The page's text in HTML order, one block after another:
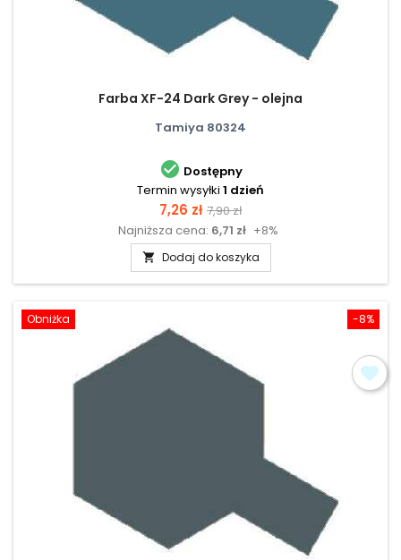
Farba XF-24 Dark Grey - olejna
Tamiya 80324
 Dostępny
Termin wysyłki 1 dzień
Cena
7,26 zł Cena
podstawowa
7,90 zł
Najniższa cena: 6,71 zł +8%
 Dodaj do koszyka
-8%
Obniżka